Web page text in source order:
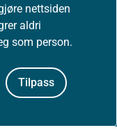
nettsiden
aldri
som person.
Tilpass